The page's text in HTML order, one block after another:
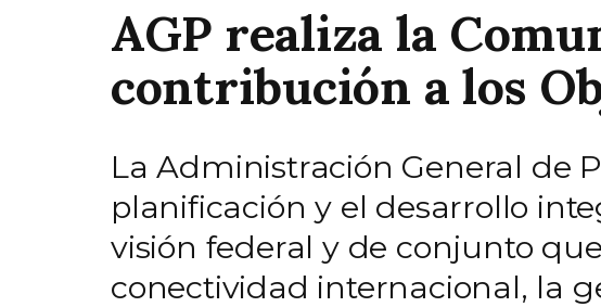
AGP realiza la
contribución a los
La Administración General de
planificación y el desarrollo
visión federal y de conjunto
conectividad internacional, la